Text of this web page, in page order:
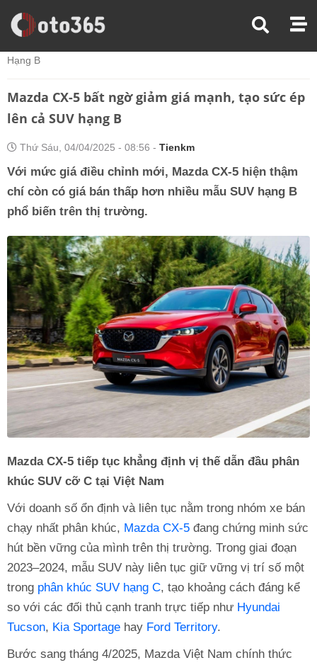
Trang Chủ
Tin Xe
Hạng B
Mazda CX-5 bất ngờ giảm giá mạnh, tạo sức ép
lên cả SUV hạng B
Thứ Sáu, 04/04/2025 - 08:56 - Tienkm
Với mức giá điều chỉnh mới, Mazda CX-5 hiện thậm
chí còn có giá bán thấp hơn nhiều mẫu SUV hạng B
phổ biến trên thị trường.
Mazda CX-5 tiếp tục khẳng định vị thế dẫn đầu phân
khúc SUV cỡ C tại Việt Nam
Với doanh số ổn định và liên tục nằm trong nhóm xe bán
chạy nhất phân khúc, Mazda CX-5 đang chứng minh sức
hút bền vững của mình trên thị trường. Trong giai đoạn
2023–2024, mẫu SUV này liên tục giữ vững vị trí số một
trong phân khúc SUV hạng C, tạo khoảng cách đáng kể
so với các đối thủ cạnh tranh trực tiếp như Hyundai
Tucson, Kia Sportage hay Ford Territory.
Bước sang tháng 4/2025, Mazda Việt Nam chính thức